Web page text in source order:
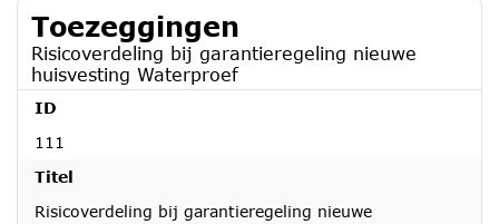
Toezeggingen
Risicoverdeling bij garantieregeling nieuwe
huisvesting Waterproef
ID
111
Titel
Risicoverdeling bij garantieregeling nieuwe